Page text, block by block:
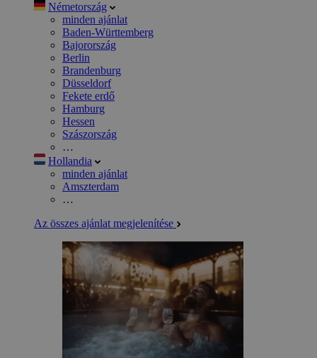
Németország
minden ajánlat
Baden-Württemberg
Bajorország
Berlin
Brandenburg
Düsseldorf
Fekete erdő
Hamburg
Hessen
Szászország
…
Hollandia
minden ajánlat
Amszterdam
…
Az összes ajánlat megjelenítése